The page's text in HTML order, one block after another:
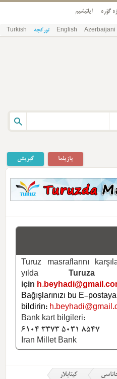
گؤره ایلتیشیم
Azerbaijani
English تورکجه Turkish
گیریش یازیلما
Turuz masraflarını
yılda
için
Bağışlarınızı bu E-postaya
bildirin:
Bank kart bilgileri:
6104 3373 5031 8547
Iran Millet Bank
کیتابلار